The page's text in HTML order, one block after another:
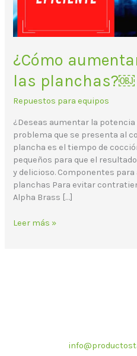
¿Cómo
las planchas?￼
Repuestos para equipos
¿Deseas aumentar la
problema que se presenta al
plancha es el tiempo de
pequeños para que el
y delicioso. Componentes
planchas Para evitar
Alpha Brass […]
Leer más »